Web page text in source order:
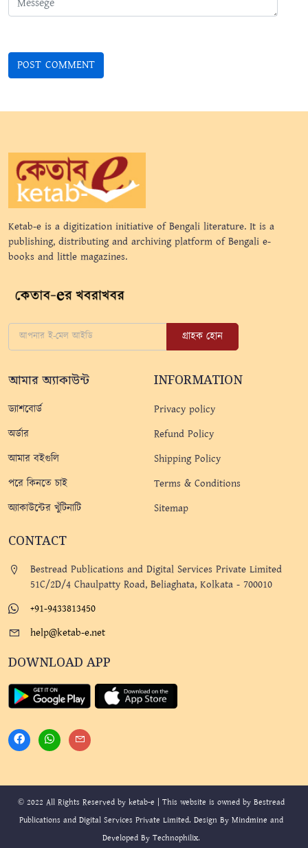
Ketab-e is a digitization initiative of Bengali literature. It is a
publishing, distributing and archiving platform of Bengali e-
books and little magazines.
গ্রাহক হোন
আমার অ্যাকাউন্ট
ড্যাশবোর্ড
অর্ডার
আমার বইগুলি
পরে কিনতে চাই
অ্যাকাউন্টের খুঁটিনাটি
INFORMATION
Privacy policy
Refund Policy
Shipping Policy
Terms & Conditions
Sitemap
CONTACT
Bestread Publications and Digital Services Private Limited
51C/2D/4 Chaulpatty Road, Beliaghata, Kolkata - 700010
+91-9433813450
help@ketab-e.net
DOWNLOAD APP
© 2022 All Rights Reserved by ketab-e | This website is owned by Bestread
Publications and Digital Services Private Limited. Design By Mindmine and
Developed By Technophilix.